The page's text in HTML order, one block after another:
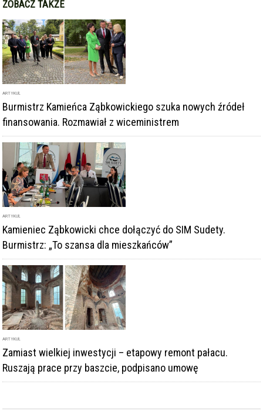
ZOBACZ TAKŻE
ARTYKUŁ
Burmistrz Kamieńca Ząbkowickiego szuka nowych źródeł
finansowania. Rozmawiał z wiceministrem
ARTYKUŁ
Kamieniec Ząbkowicki chce dołączyć do SIM Sudety.
Burmistrz: „To szansa dla mieszkańców”
ARTYKUŁ
Zamiast wielkiej inwestycji – etapowy remont pałacu.
Ruszają prace przy baszcie, podpisano umowę